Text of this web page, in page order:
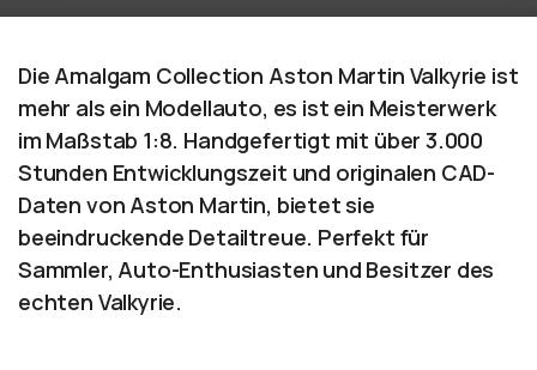
Die Amalgam Collection Aston Martin Valkyrie ist
mehr als ein Modellauto, es ist ein Meisterwerk
im Maßstab 1:8. Handgefertigt mit über 3.000
Stunden Entwicklungszeit und originalen CAD-
Daten von Aston Martin, bietet sie
beeindruckende Detailtreue. Perfekt für
Sammler, Auto-Enthusiasten und Besitzer des
echten Valkyrie.